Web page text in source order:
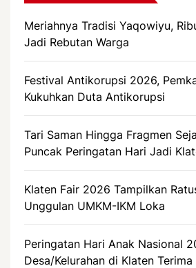
Meriahnya Tradisi Yaqowiyu,
Jadi Rebutan Warga
Festival Antikorupsi 2026,
Kukuhkan Duta Antikorupsi
Tari Saman Hingga Fragmen
Puncak Peringatan Hari Jadi
Klaten Fair 2026 Tampilkan
Unggulan UMKM-IKM Loka
Peringatan Hari Anak Nasional
Desa/Kelurahan di Klaten